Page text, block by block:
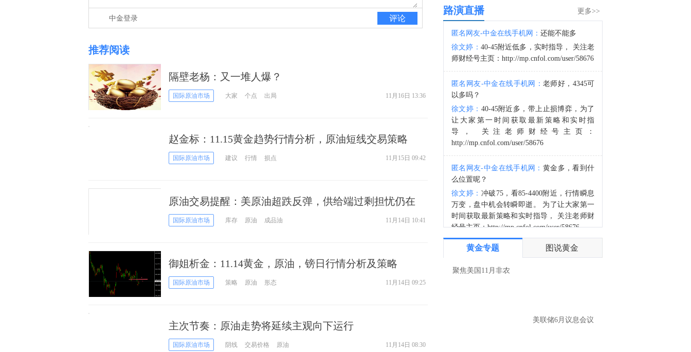
评论
中金登录
推荐阅读
隔壁老杨：又一堆人爆？
国际原油市场 大家 个点 出局 11月16日 13:36
赵金标：11.15黄金趋势行情分析，原油短线交易策略
国际原油市场 建议 行情 损点 11月15日 09:42
原油交易提醒：美原油超跌反弹，供给端过剩担忧仍在
国际原油市场 库存 原油 成品油 11月14日 10:41
御姐析金：11.14黄金，原油，镑日行情分析及策略
国际原油市场 策略 原油 形态 11月14日 09:25
主次节奏：原油走势将延续主观向下运行
国际原油市场 阴线 交易价格 原油 11月14日 08:30
21:14:33
21:10:47
更多>>
路演直播
匿名网友-中金在线手机网： 还能不能多
徐文婷： 40-45附近低多，实时指导， 关注老
师财经号主页：http://mp.cnfol.com/user/58676
匿名网友-中金在线手机网：老师好，4345可
以多吗？
徐文婷： 40-45附近多，带上止损博弈，为了
让大家第一时间获取最新策略和实时指
导， 关注老师财经号主页：
http://mp.cnfol.com/user/58676
匿名网友-中金在线手机网： 黄金多，看到什
么位置呢？
徐文婷： 冲破75，看85-4400附近，行情瞬息
万变，盘中机会转瞬即逝。 为了让大家第一
时间获取最新策略和实时指导， 关注老师财
经号主页：http://mp.cnfol.com/user/58676
匿名网友-中金在线手机网：
能回撤到30
徐文婷：先看破了40会到30，最新策略和实
匿名网友-中金在线手机网：
止损多少 老师
黄金专题 图说黄金
聚焦美国11月非农
美联储6月议息会议